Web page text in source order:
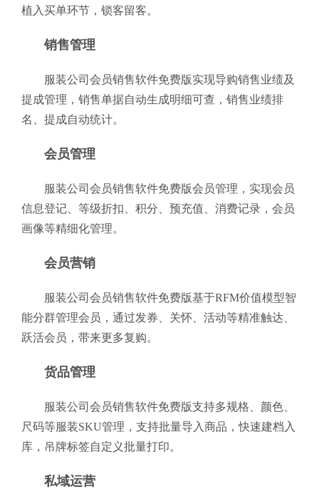
植入买单环节，锁客留客。
销售管理
服装公司会员销售软件免费版实现导购销售业绩及
提成管理，销售单据自动生成明细可查，销售业绩排
名、提成自动统计。
会员管理
服装公司会员销售软件免费版会员管理，实现会员
信息登记、等级折扣、积分、预充值、消费记录，会员
画像等精细化管理。
会员营销
服装公司会员销售软件免费版基于RFM价值模型智
能分群管理会员，通过发券、关怀、活动等精准触达、
跃活会员，带来更多复购。
货品管理
服装公司会员销售软件免费版支持多规格、颜色、
尺码等服装SKU管理，支持批量导入商品，快速建档入
库，吊牌标签自定义批量打印。
私域运营